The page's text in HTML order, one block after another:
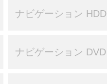
ナビゲーション HDD
ナビゲーション DVD